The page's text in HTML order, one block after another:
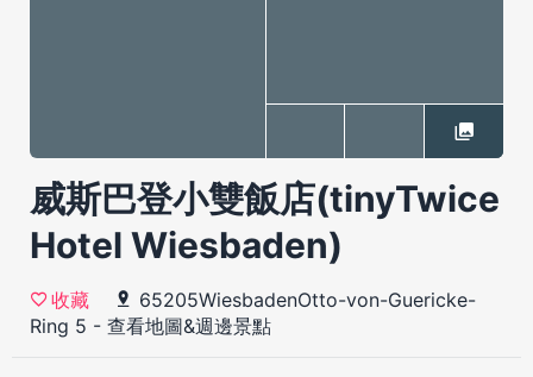
威斯巴登小雙飯店(tinyTwice
Hotel Wiesbaden)
收藏
65205WiesbadenOtto-von-Guericke-
Ring 5 - 查看地圖&週邊景點